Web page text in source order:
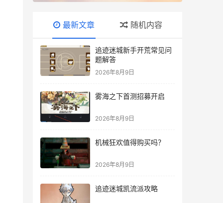
最新文章 随机内容
追迹迷城新手开荒常见问
题解答
2026年8月9日
雾海之下首测招募开启
2026年8月9日
机械狂欢值得购买吗？
2026年8月9日
追迹迷城凯流派攻略